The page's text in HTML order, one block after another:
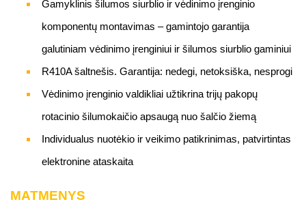
Gamyklinis šilumos siurblio ir vėdinimo įrenginio
komponentų montavimas – gamintojo garantija
galutiniam vėdinimo įrenginiui ir šilumos siurblio gaminiui
R410A šaltnešis. Garantija: nedegi, netoksiška, nesprogi
Vėdinimo įrenginio valdikliai užtikrina trijų pakopų
rotacinio šilumokaičio apsaugą nuo šalčio žiemą
Individualus nuotėkio ir veikimo patikrinimas, patvirtintas
elektronine ataskaita
MATMENYS